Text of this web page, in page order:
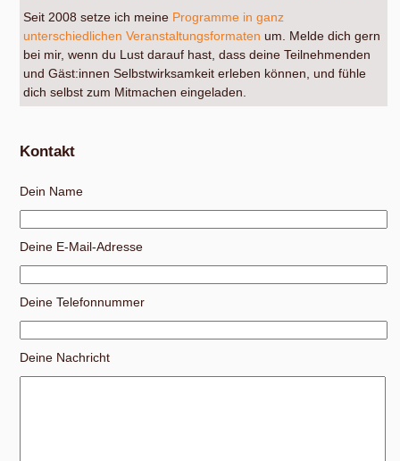
Seit 2008 setze ich meine Programme in ganz
unterschiedlichen Veranstaltungsformaten um. Melde dich gern
bei mir, wenn du Lust darauf hast, dass deine Teilnehmenden
und Gäst:innen Selbstwirksamkeit erleben können, und fühle
dich selbst zum Mitmachen eingeladen.
Kontakt
Dein Name
Deine E-Mail-Adresse
Deine Telefonnummer
Deine Nachricht